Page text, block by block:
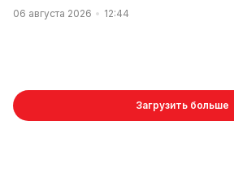
06 августа 2026 12:44
Загрузить больше